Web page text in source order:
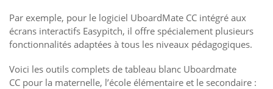
Par exemple, pour le logiciel UboardMate CC intégré aux
écrans interactifs Easypitch, il offre spécialement plusieurs
fonctionnalités adaptées à tous les niveaux pédagogiques.
Voici les outils complets de tableau blanc Uboardmate
CC pour la maternelle, l’école élémentaire et le secondaire :